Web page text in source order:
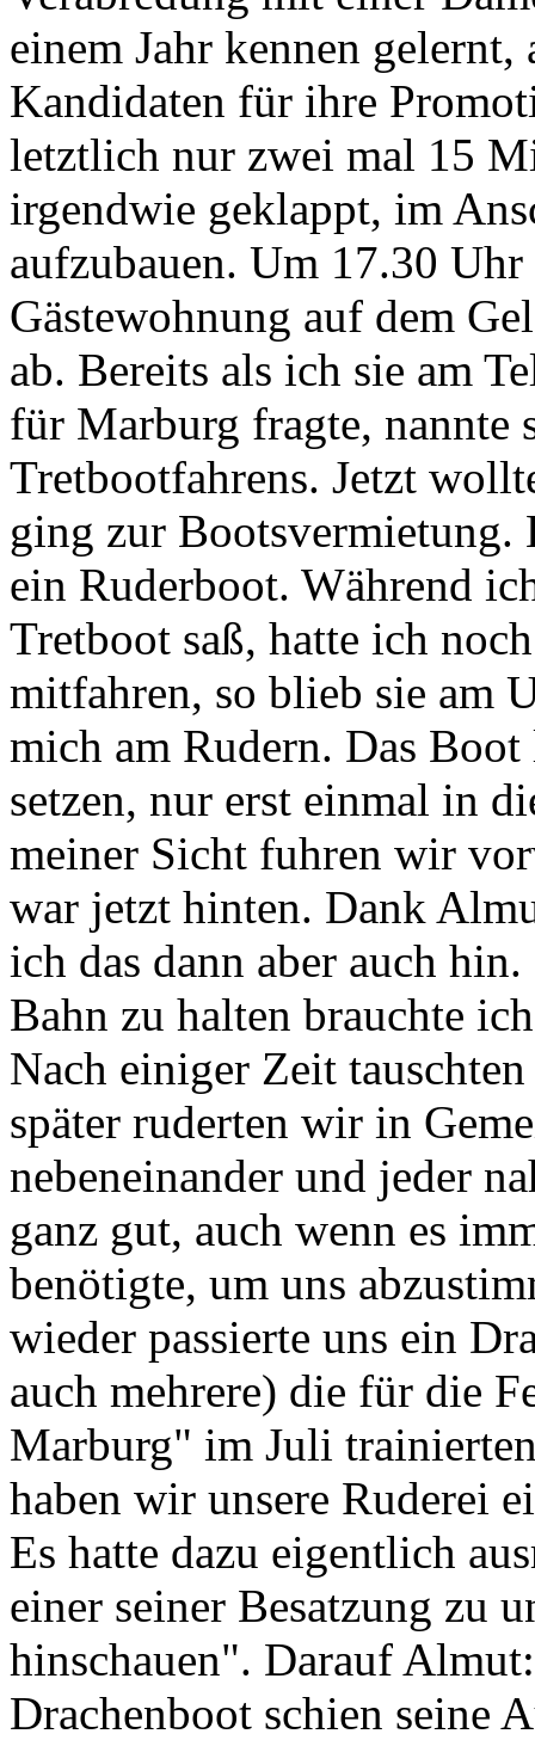
einem Jahr kennen
Kandidaten für ihre
letztlich nur zwei mal 15
irgendwie geklappt, im
aufzubauen. Um 17.30
Gästewohnung auf dem
ab. Bereits als ich sie am
für Marburg fragte,
Tretbootfahrens. Jetzt
ging zur
ein Ruderboot. Während
Tretboot saß, hatte ich
mitfahren, so blieb sie am
mich am Rudern. Das
setzen, nur erst einmal in
meiner Sicht fuhren wir
war jetzt hinten. Dank
ich das dann aber auch
Bahn zu halten brauchte
Nach einiger Zeit
später ruderten wir in
nebeneinander und jeder
ganz gut, auch wenn es
benötigte, um uns
wieder passierte uns ein
auch mehrere) die für die
Marburg" im Juli
haben wir unsere Ruderei
Es hatte dazu eigentlich
einer seiner Besatzung zu
hinschauen". Darauf
Drachenboot schien seine